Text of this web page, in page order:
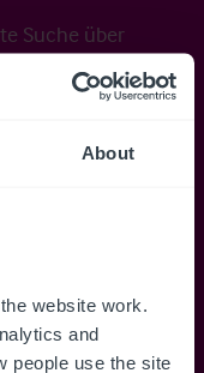
About
website work.
and
people use the site
Suche über
Speichern